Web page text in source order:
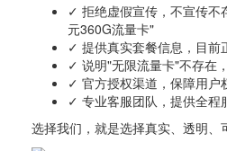
✓ 拒绝虚假宣传，不宣传不
元360G流量卡"
✓ 提供真实套餐信息，目前
✓ 说明"无限流量卡"不存在
✓ 官方授权渠道，保障用户
✓ 专业客服团队，提供全程
选择我们，就是选择真实、透明、